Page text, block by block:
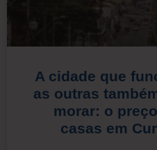
A cidade que
as outras
morar: o
casas em